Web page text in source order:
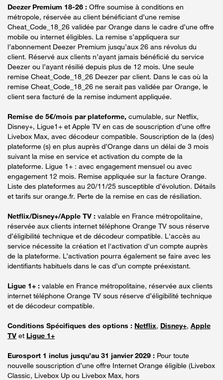
Deezer Premium 18-26 : Offre soumise à conditions en
métropole, réservée au client bénéficiant d’une remise
Cheat_Code_18_26 validée par Orange dans le cadre d’une offre
mobile ou internet éligibles. La remise s’appliquera sur
l’abonnement Deezer Premium jusqu’aux 26 ans révolus du
client. Réservé aux clients n’ayant jamais bénéficié du service
Deezer ou l’ayant résilié depuis plus de 12 mois. Une seule
remise Cheat_Code_18_26 Deezer par client. Dans le cas où la
remise Cheat_Code_18_26 ne serait pas validée par Orange, le
client sera facturé de la remise indument appliquée.
Remise de 5€/mois par plateforme, cumulable, sur Netflix,
Disney+, Ligue1+ et Apple TV en cas de souscription d’une offre
Livebox Max, avec décodeur compatible. Souscription de la (des)
plateforme (s) en plus auprès d’Orange dans un délai de 3 mois
suivant la mise en service et activation du compte de la
plateforme. Ligue 1+ : avec engagement mensuel ou avec
engagement 12 mois. Remise appliquée sur la facture Orange.
Liste des plateformes au 20/11/25 susceptible d’évolution. Détails
et tarifs sur orange.fr. Perte de la remise en cas de résiliation.
Netflix/Disney+/Apple TV : valable en France métropolitaine,
réservée aux clients internet téléphone Orange TV sous réserve
d’éligibilité technique et de décodeur compatible. L'accès au
service nécessite la création et l'activation d'un compte auprès
de la plateforme. L’activation pourra également se faire avec les
identifiants habituels dans le cas d’un compte préexistant.
Ligue 1+ : valable en France métropolitaine, réservée aux clients
internet téléphone Orange TV sous réserve d’éligibilité technique
et de décodeur compatible.
Conditions Spécifiques des options : Netflix, Disney+, Apple
TV et Ligue 1+
Eurosport 1 inclus jusqu’au 31 janvier 2029 : Pour toute
nouvelle souscription d’une offre Internet Orange éligible (Livebox
Classic, Livebox Up ou Livebox Max, hors